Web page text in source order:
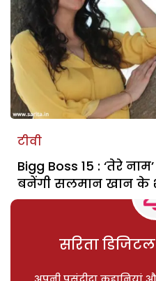
टीवी
Bigg Boss 15 : ‘तेरे
बनेंगी सलमान खान के
सरिता